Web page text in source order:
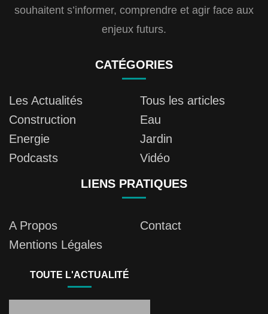
souhaitent s’informer, comprendre et agir face aux
enjeux futurs.
CATÉGORIES
Les Actualités
Tous les articles
Construction
Eau
Energie
Jardin
Podcasts
Vidéo
LIENS PRATIQUES
A Propos
Contact
Mentions Légales
TOUTE L'ACTUALITÉ